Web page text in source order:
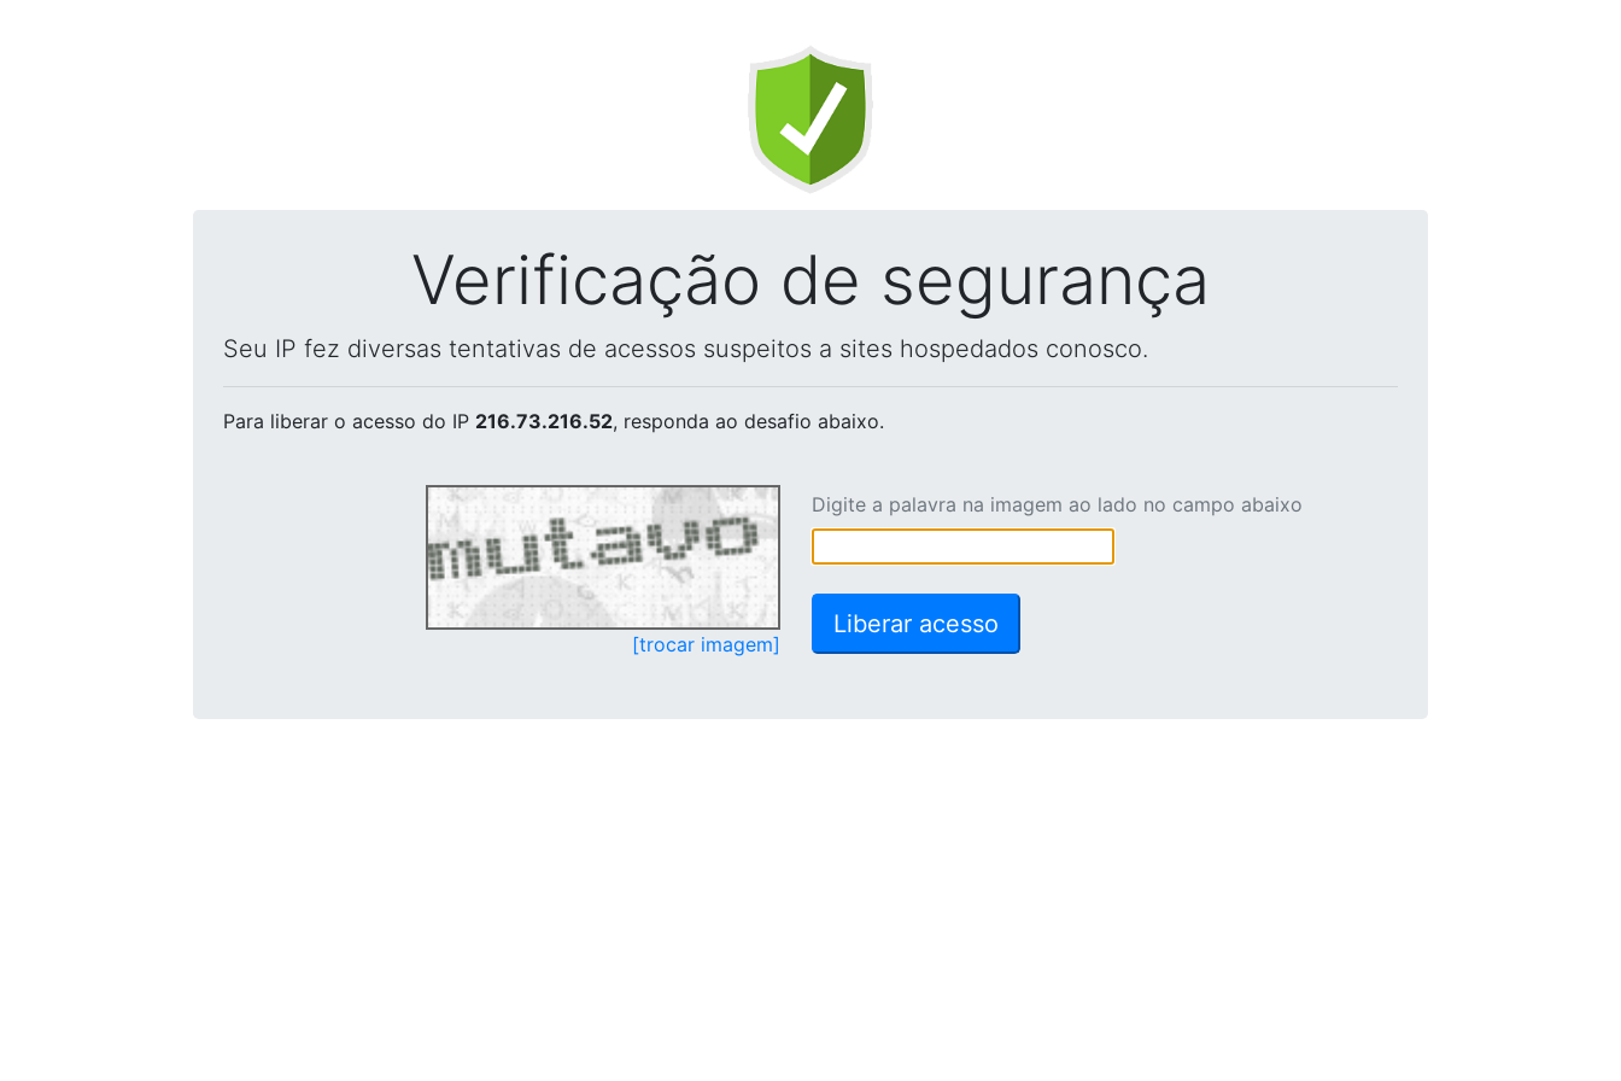
Verificação de segurança
Seu IP fez diversas tentativas de acessos suspeitos a sites hospedados conosco.
Para liberar o acesso do IP 216.73.216.52, responda ao desafio abaixo.
[trocar imagem]
Digite a palavra na imagem ao lado no campo abaixo